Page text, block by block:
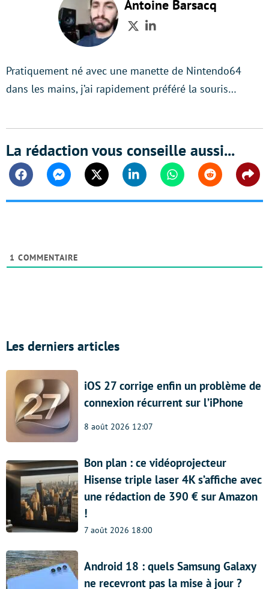
Antoine Barsacq
TwitterLinkedIn
Pratiquement né avec une manette de Nintendo64
dans les mains, j’ai rapidement préféré la souris…
La rédaction vous conseille aussi...
FacebookMessengerTwitter Linkedin WhatsappReddit
1 COMMENTAIRE
Les derniers articles
iOS 27 corrige enfin un problème de
connexion récurrent sur l’iPhone
8 août 2026 12:07
Bon plan : ce vidéoprojecteur
Hisense triple laser 4K s’affiche avec
une rédaction de 390 € sur Amazon
!
7 août 2026 18:00
Android 18 : quels Samsung Galaxy
ne recevront pas la mise à jour ?